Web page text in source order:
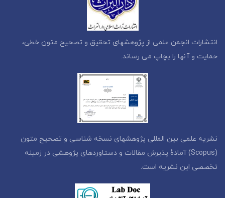
انتشارات انجمن علمی از پژوهشهای تحقیق و تصحیح متون خطی،
حمایت و آنها را بچاپ می رساند.
نشریه علمی بین المللی پژوهشهای نسخه شناسی و تصحیح متون
(Scopus) آمادۀ پذیرش مقالات و دستاوردهای پژوهشی در زمینه
تخصصی این نشریه است.